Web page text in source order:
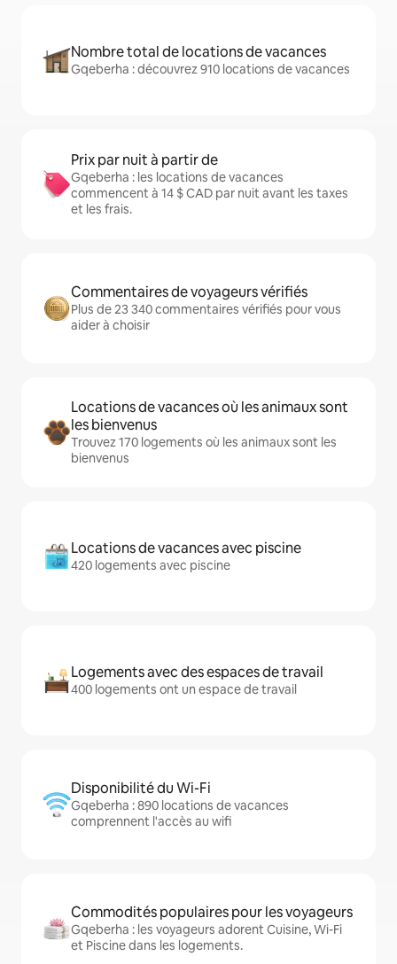
Nombre total de locations de vacances
Gqeberha : découvrez 910 locations de vacances
Prix par nuit à partir de
Gqeberha : les locations de vacances
commencent à 14 $ CAD par nuit avant les taxes
et les frais.
Commentaires de voyageurs vérifiés
Plus de 23 340 commentaires vérifiés pour vous
aider à choisir
Locations de vacances où les animaux sont
les bienvenus
Trouvez 170 logements où les animaux sont les
bienvenus
Locations de vacances avec piscine
420 logements avec piscine
Logements avec des espaces de travail
400 logements ont un espace de travail
Disponibilité du Wi-Fi
Gqeberha : 890 locations de vacances
comprennent l'accès au wifi
Commodités populaires pour les voyageurs
Gqeberha : les voyageurs adorent Cuisine, Wi-Fi
et Piscine dans les logements.